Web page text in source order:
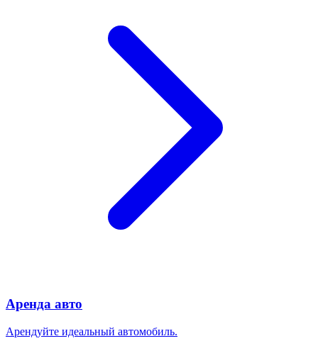
Аренда авто
Арендуйте идеальный автомобиль.